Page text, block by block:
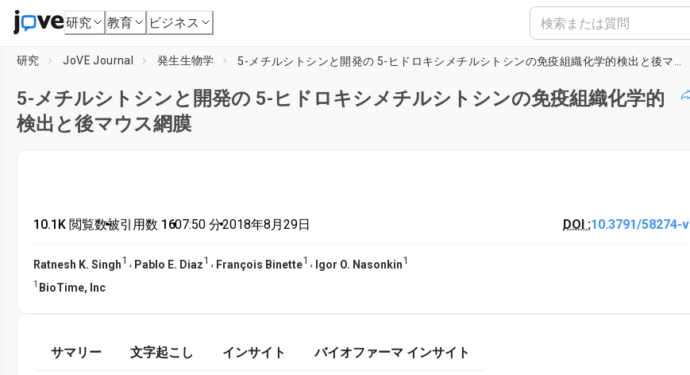
研究 教育 ビジネス
研究 JoVE Journal 発生生物学
5-メチルシトシンと開発の 5-ヒドロキシメチルシトシンの免疫組織化学的
検出と後マウス網膜
10.1K 閲覧数•被引用数 16•07:50 分•2018年8月29日 DOI :10.3791/58274-v
Ratnesh K. Singh1 , Pablo E. Diaz1 , François Binette1 , Igor O. Nasonkin1
1 BioTime, Inc
サマリー 文字起こし インサイト バイオファーマ インサイト